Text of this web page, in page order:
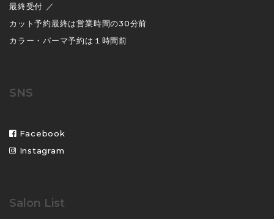
最終受付 ／
カット予約最終は営業時間の30分前
カラー・パーマ予約は１時間前
SNS
Facebook
Instagram
Salon List